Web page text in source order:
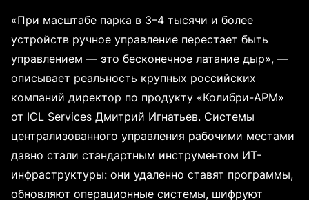
«При масштабе парка в 3–4 тысячи и более
устройств ручное управление перестает быть
управлением — это бесконечное латание дыр», —
описывает реальность крупных российских
компаний директор по продукту «Колибри-АРМ»
от ICL Services Дмитрий Игнатьев. Системы
централизованного управления рабочими местами
давно стали стандартным инструментом ИT-
инфраструктуры: они удаленно ставят программы,
обновляют операционные системы, шифруют